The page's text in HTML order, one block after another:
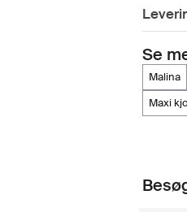
Se
malina
maxi